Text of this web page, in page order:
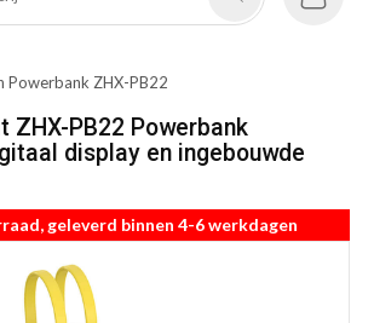
Powerbank ZHX-PB22
ZHX-PB22 Powerbank
display en ingebouwde
geleverd binnen 4-6 werkdagen